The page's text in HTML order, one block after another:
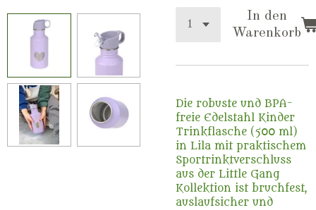
In den
Warenkorb
Die robuste und BPA-
freie Edelstahl Kinder
Trinkflasche (500 ml)
in Lila mit praktischem
Sportrinktverschluss
aus der Little Gang
Kollektion ist bruchfest,
auslaufsicher und